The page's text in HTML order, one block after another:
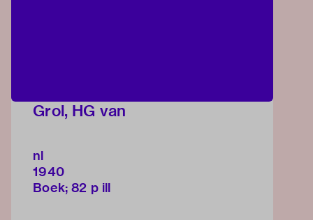
Grol, HG van
nl
1940
Boek; 82 p ill